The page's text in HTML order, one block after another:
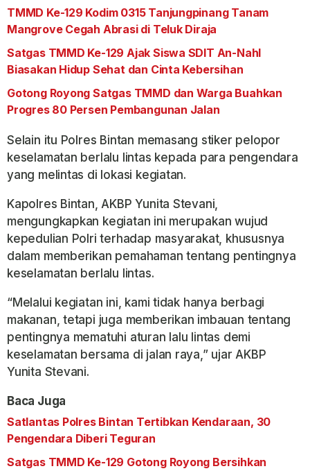
TMMD Ke-129 Kodim 0315 Tanjungpinang Tanam
Mangrove Cegah Abrasi di Teluk Diraja
Satgas TMMD Ke-129 Ajak Siswa SDIT An-Nahl
Biasakan Hidup Sehat dan Cinta Kebersihan
Gotong Royong Satgas TMMD dan Warga Buahkan
Progres 80 Persen Pembangunan Jalan
Selain itu Polres Bintan memasang stiker pelopor
keselamatan berlalu lintas kepada para pengendara
yang melintas di lokasi kegiatan.
Kapolres Bintan, AKBP Yunita Stevani,
mengungkapkan kegiatan ini merupakan wujud
kepedulian Polri terhadap masyarakat, khususnya
dalam memberikan pemahaman tentang pentingnya
keselamatan berlalu lintas.
“Melalui kegiatan ini, kami tidak hanya berbagi
makanan, tetapi juga memberikan imbauan tentang
pentingnya mematuhi aturan lalu lintas demi
keselamatan bersama di jalan raya,” ujar AKBP
Yunita Stevani.
Baca Juga
Satlantas Polres Bintan Tertibkan Kendaraan, 30
Pengendara Diberi Teguran
Satgas TMMD Ke-129 Gotong Royong Bersihkan